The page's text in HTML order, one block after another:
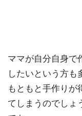
ママが自分自身で
したいという方も
もともと手作りが
てしまうのでしょ